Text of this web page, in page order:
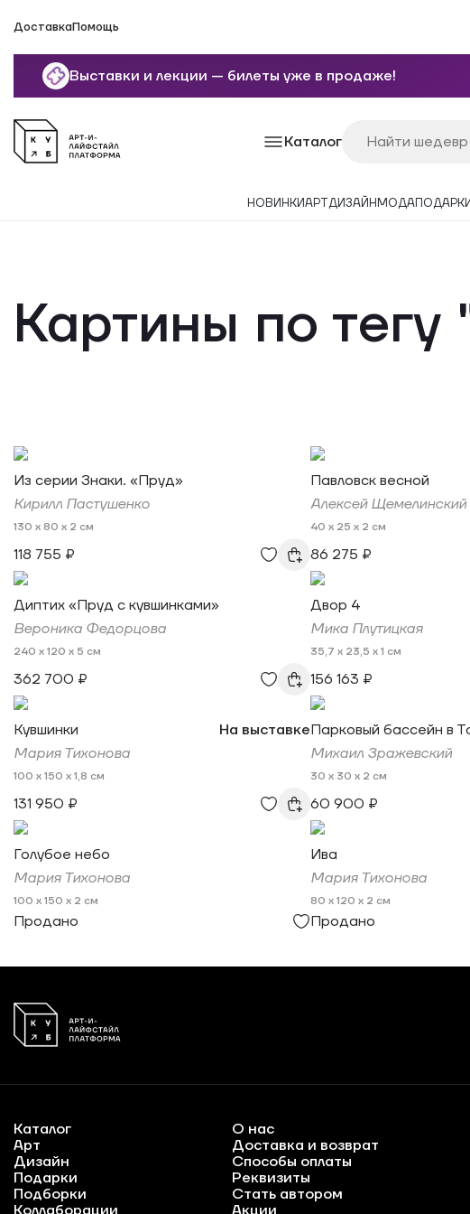
ДоставкаПомощь
Выставки и лекции — билеты уже в продаже!
Каталог
НОВИНКИАРТДИЗАЙН МОДАПОДАРКИ
Картины по тегу
Из серии Знаки. «Пруд»
Кирилл Пастушенко
130 x 80 x 2 см
118 755 ₽
Диптих «Пруд с кувшинками»
Вероника Федорцова
240 x 120 x 5 см
362 700 ₽
Кувшинки
На выставке
Мария Тихонова
100 x 150 x 1,8 см
131 950 ₽
Голубое небо
Мария Тихонова
100 x 150 x 2 см
Продано
Павловск весной
Алексей Щемелинский
40 x 25 x 2 см
86 275 ₽
Двор 4
Мика Плутицкая
35,7 x 23,5 x 1 см
156 163 ₽
Парковый бассейн в
Михаил Зражевский
30 x 30 x 2 см
60 900 ₽
Ива
Мария Тихонова
80 x 120 x 2 см
Продано
Каталог
Арт
Дизайн
Подарки
Подборки
Коллаборации
О нас
Доставка и возврат
Способы оплаты
Реквизиты
Стать автором
Акции